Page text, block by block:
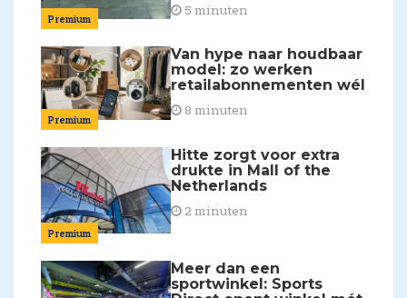
Premium
5 minuten
Premium
Van hype naar houdbaar
model: zo werken
retailabonnementen wél
8 minuten
Premium
Hitte zorgt voor extra
drukte in Mall of the
Netherlands
2 minuten
Meer dan een
sportwinkel: Sports